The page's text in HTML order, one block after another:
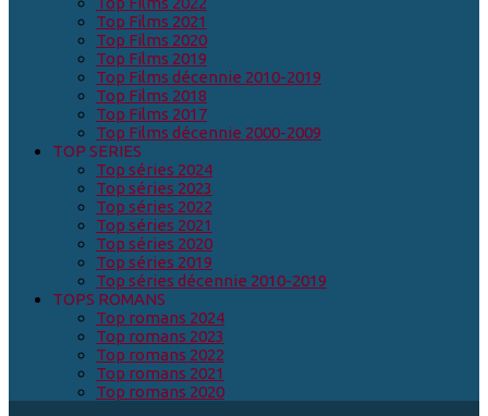
Top Films 2021
Top Films 2020
Top Films 2019
Top Films décennie 2010-2019
Top Films 2018
Top Films 2017
Top Films décennie 2000-2009
TOP SERIES
Top séries 2024
Top séries 2023
Top séries 2022
Top séries 2021
Top séries 2020
Top séries 2019
Top séries décennie 2010-2019
TOPS ROMANS
Top romans 2024
Top romans 2023
Top romans 2022
Top romans 2021
Top romans 2020